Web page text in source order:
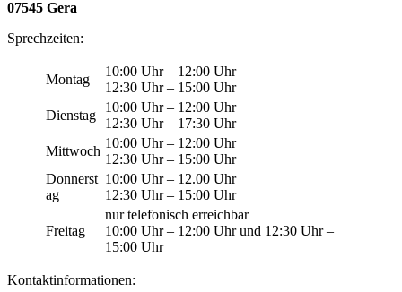
07545 Gera
Sprechzeiten:
Montag
10:00 Uhr – 12:00 Uhr
12:30 Uhr – 15:00 Uhr
Dienstag
10:00 Uhr – 12:00 Uhr
12:30 Uhr – 17:30 Uhr
Mittwoch
10:00 Uhr – 12:00 Uhr
12:30 Uhr – 15:00 Uhr
Donnerst
ag
10:00 Uhr – 12.00 Uhr
12:30 Uhr – 15:00 Uhr
Freitag
nur telefonisch erreichbar
10:00 Uhr – 12:00 Uhr und 12:30 Uhr –
15:00 Uhr
Kontaktinformationen: